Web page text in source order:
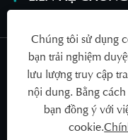
Links | Sitemap |
Bản quyền © 2026
triển Công nghiệp
Chúng tôi sử dụng
bạn trải nghiệm
lưu lượng truy cập
nội dung. Bằng
bạn đồng ý với
cookie.